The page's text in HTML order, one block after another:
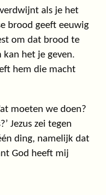
als je het
brood geeft eeuwig
om dat brood te
kan het je geven.
hem die macht
moeten we doen?
Jezus zei tegen
ding, namelijk dat
God heeft mij